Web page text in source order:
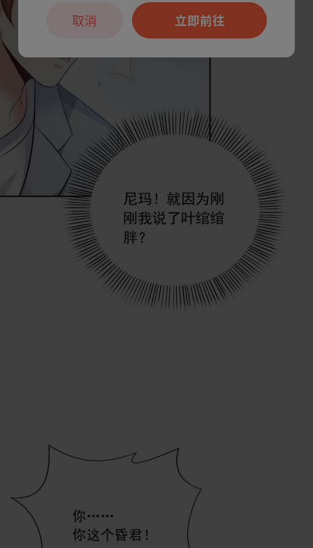
立即前往
取消